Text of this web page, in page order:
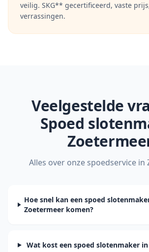
veilig. SKG** gecertificeerd, vaste
verrassingen.
Veelgestelde
Spoed
Alles over onze spoedservice in
Hoe snel kan een spoed
Zoetermeer komen?
Wat kost een spoed slotenmaker